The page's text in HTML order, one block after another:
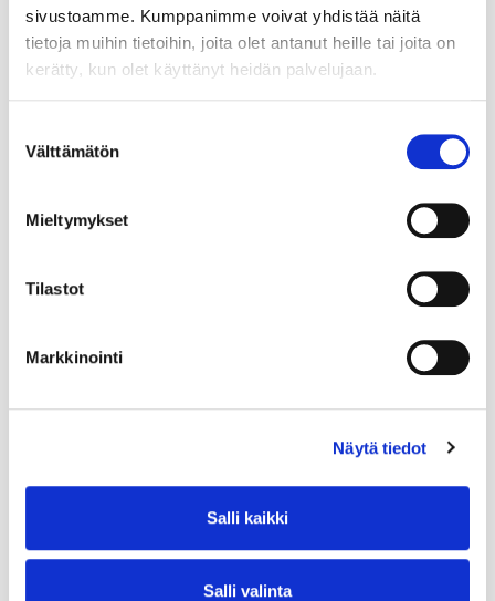
sivustoamme. Kumppanimme voivat yhdistää näitä
tietoja muihin tietoihin, joita olet antanut heille tai joita on
kerätty, kun olet käyttänyt heidän palvelujaan.
valinta
Välttämätön
Mieltymykset
Tilastot
Markkinointi
Näytä tiedot
Salli kaikki
Salli valinta